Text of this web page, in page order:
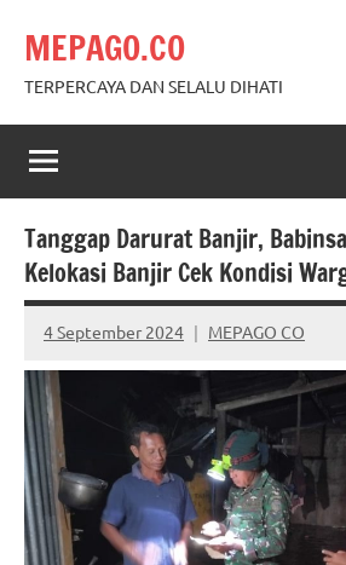
content
MEPAGO.CO
TERPERCAYA DAN SELALU DIHATI
Tanggap Darurat Banjir,
Kelokasi Banjir Cek Kondisi
4 September 2024 MEPAGO CO
No
comments